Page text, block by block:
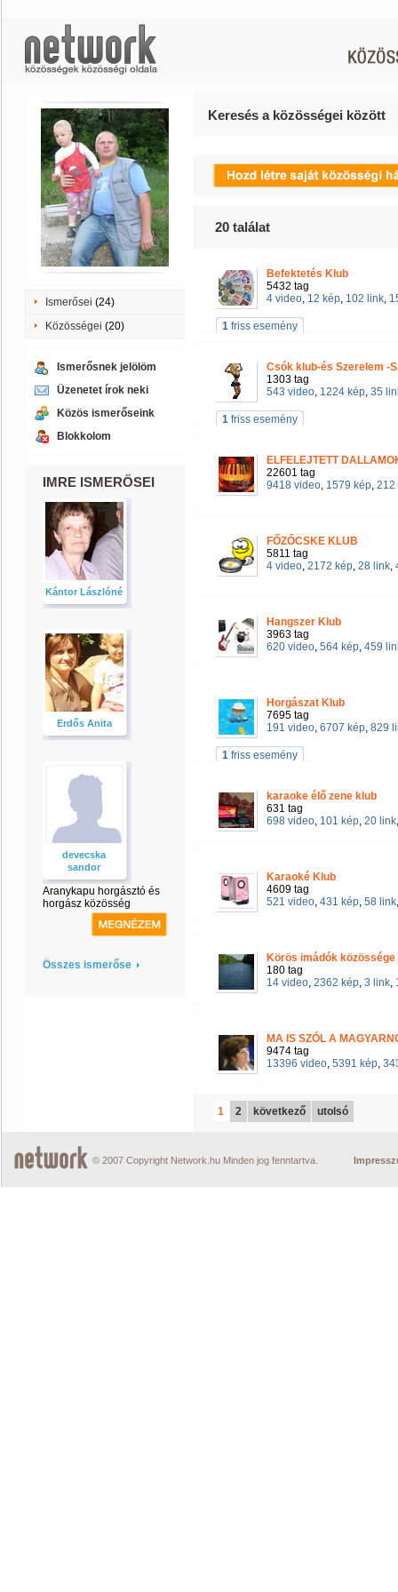
Ismerősei (24)
Közösségei (20)
Ismerősnek jelölöm
Üzenetet írok neki
Közös ismerőseink
Blokkolom
IMRE ISMERŐSEI
Kántor Lászlóné
Erdős Anita
devecska
sandor
Aranykapu horgásztó és
horgász közösség
Összes ismerőse
Keresés a közösségei között
20 találat
Befektetés Klub
5432 tag
4 video, 12 kép, 102 link,
1 friss esemény
Csók klub-és Szerelem -
1303 tag
543 video, 1224 kép, 35
1 friss esemény
ELFELEJTETT
22601 tag
9418 video, 1579 kép, 212
FŐZŐCSKE KLUB
5811 tag
4 video, 2172 kép, 28 link,
Hangszer Klub
3963 tag
620 video, 564 kép, 459
Horgászat Klub
7695 tag
191 video, 6707 kép, 829
1 friss esemény
karaoke élő zene klub
631 tag
698 video, 101 kép, 20 link
Karaoké Klub
4609 tag
521 video, 431 kép, 58 link
Körös imádók közössége
180 tag
14 video, 2362 kép, 3 link,
MA IS SZÓL A
9474 tag
13396 video, 5391 kép,
1 2 következő utolsó
© 2007 Copyright Network.hu Minden jog fenntartva.